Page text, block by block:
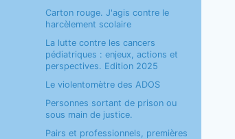
Carton rouge. J'agis contre le
harcèlement scolaire
La lutte contre les cancers
pédiatriques : enjeux, actions et
perspectives. Edition 2025
Le violentomètre des ADOS
Personnes sortant de prison ou
sous main de justice.
Pairs et professionnels, premières